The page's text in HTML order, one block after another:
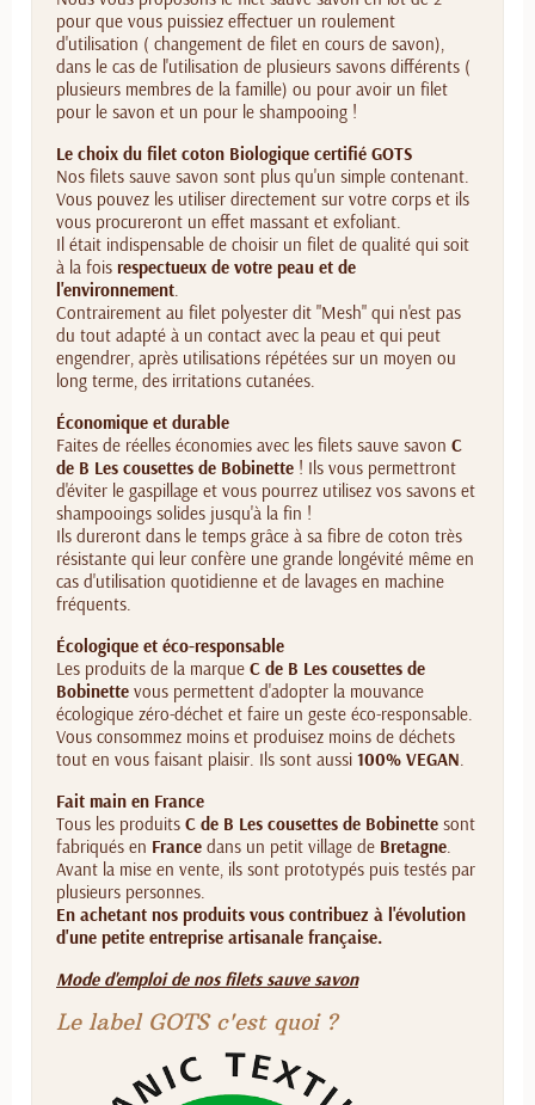
pour que vous puissiez effectuer un roulement
d'utilisation ( changement de filet en cours de savon),
dans le cas de l'utilisation de plusieurs savons différents (
plusieurs membres de la famille) ou pour avoir un filet
pour le savon et un pour le shampooing !
Le choix du filet coton Biologique certifié GOTS
Nos filets sauve savon sont plus qu'un simple contenant.
Vous pouvez les utiliser directement sur votre corps et ils
vous procureront un effet massant et exfoliant.
Il était indispensable de choisir un filet de qualité qui soit
à la fois respectueux de votre peau et de
l'environnement.
Contrairement au filet polyester dit "Mesh" qui n'est pas
du tout adapté à un contact avec la peau et qui peut
engendrer, après utilisations répétées sur un moyen ou
long terme, des irritations cutanées.
Économique et durable
Faites de réelles économies avec les filets sauve savon C
de B Les cousettes de Bobinette ! Ils vous permettront
d'éviter le gaspillage et vous pourrez utilisez vos savons et
shampooings solides jusqu'à la fin !
Ils dureront dans le temps grâce à sa fibre de coton très
résistante qui leur confère une grande longévité même en
cas d'utilisation quotidienne et de lavages en machine
fréquents.
Écologique et éco-responsable
Les produits de la marque C de B Les cousettes de
Bobinette vous permettent d'adopter la mouvance
écologique zéro-déchet et faire un geste éco-responsable.
Vous consommez moins et produisez moins de déchets
tout en vous faisant plaisir. Ils sont aussi 100% VEGAN.
Fait main en France
Tous les produits C de B Les cousettes de Bobinette sont
fabriqués en France dans un petit village de Bretagne.
Avant la mise en vente, ils sont prototypés puis testés par
plusieurs personnes.
En achetant nos produits vous contribuez à l'évolution
d'une petite entreprise artisanale française.
Mode d'emploi de nos filets sauve savon
Le label GOTS c'est quoi ?